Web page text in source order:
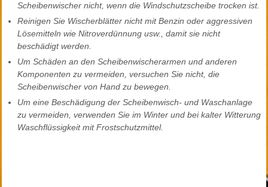
Scheibenwischer nicht, wenn die Windschutzscheibe trocken ist.
Reinigen Sie Wischerblätter nicht mit Benzin oder aggressiven
Lösemitteln wie Nitroverdünnung usw., damit sie nicht
beschädigt werden.
Um Schäden an den Scheibenwischerarmen und anderen
Komponenten zu vermeiden, versuchen Sie nicht, die
Scheibenwischer von Hand zu bewegen.
Um eine Beschädigung der Scheibenwisch- und Waschanlage
zu vermeiden, verwenden Sie im Winter und bei kalter Witterung
Waschflüssigkeit mit Frostschutzmittel.